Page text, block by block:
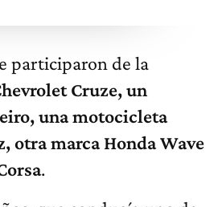
participaron de la
Cruze, un
una motocicleta
otra marca Honda Wave
.